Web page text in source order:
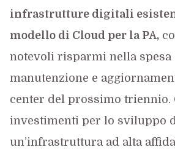
infrastrutture digitali
modello di Cloud per la PA,
notevoli risparmi nella spesa
manutenzione e
center del prossimo triennio.
investimenti per lo sviluppo
un’infrastruttura ad alta